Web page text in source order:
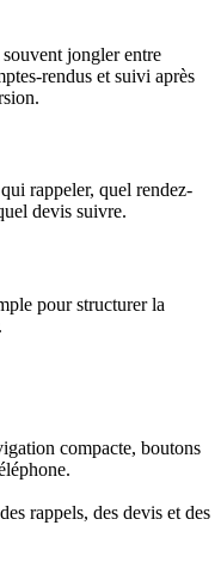
jongler entre
rendus et suivi après
rappeler, quel rendez-
devis suivre.
pour structurer la
compacte, boutons
rappels, des devis et des